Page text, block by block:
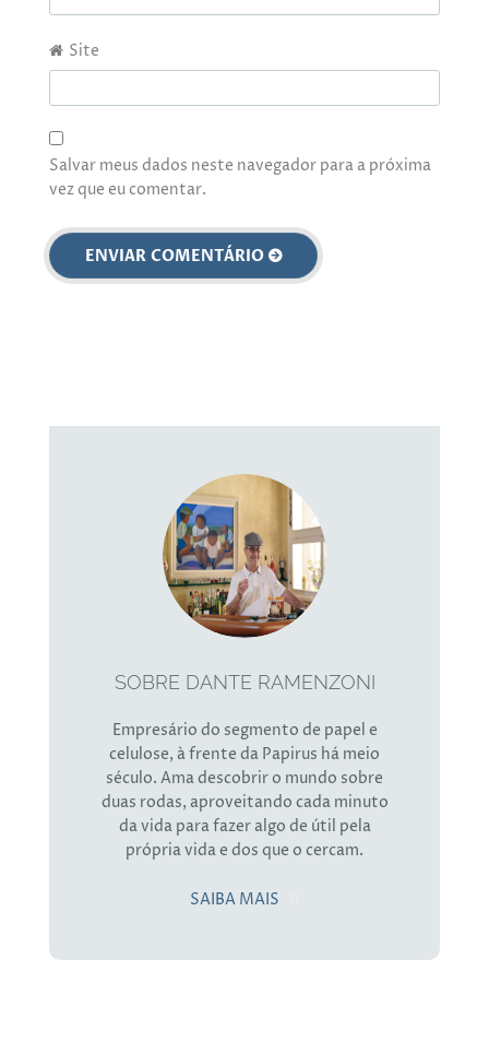
Site
Salvar meus dados neste navegador para a próxima
vez que eu comentar.
SOBRE DANTE RAMENZONI
Empresário do segmento de papel e
celulose, à frente da Papirus há meio
século. Ama descobrir o mundo sobre
duas rodas, aproveitando cada minuto
da vida para fazer algo de útil pela
própria vida e dos que o cercam.
SAIBA MAIS